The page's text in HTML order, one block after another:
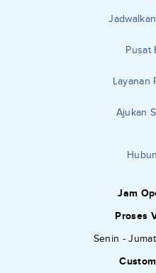
Pusat
Layanan
Ajukan
Jam
Proses
Senin -